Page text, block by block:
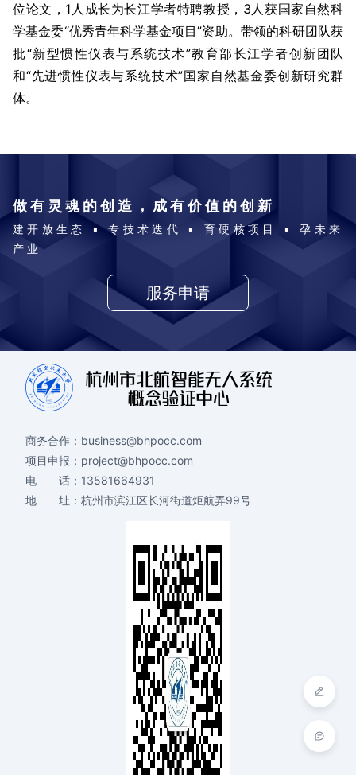
位论文，1人成长为长江学者特聘教授，3人获国家自然科
学基金委“优秀青年科学基金项目”资助。带领的科研团队获
批“新型惯性仪表与系统技术”教育部长江学者创新团队
和“先进惯性仪表与系统技术”国家自然基金委创新研究群
体。
做有灵魂的创造，成有价值的创新
建开放生态 ▪ 专技术迭代 ▪ 育硬核项目 ▪ 孕未来
产业
服务申请
商务合作： business@bhpocc.com
项目申报： project@bhpocc.com
电 话： 13581664931
地 址： 杭州市滨江区长河街道炬航弄99号